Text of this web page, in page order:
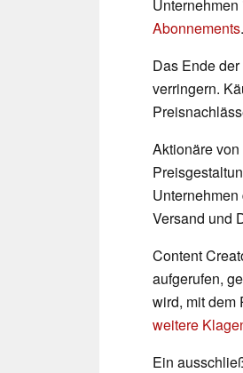
Abonnements.
Das Ende
verringern.
Aktionäre
Versand und
Content
aufgerufen,
wird, mit dem
weitere
Ein